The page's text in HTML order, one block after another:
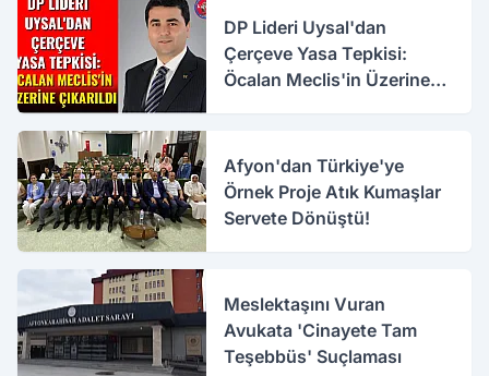
DP Lideri Uysal'dan
Çerçeve Yasa Tepkisi:
Öcalan Meclis'in Üzerine
Afyon'dan Türkiye'ye
Örnek Proje Atık Kumaşlar
Servete Dönüştü!
Meslektaşını Vuran
Avukata 'Cinayete Tam
Teşebbüs' Suçlaması